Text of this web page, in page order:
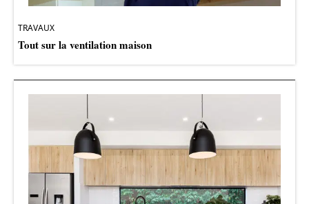
TRAVAUX
Tout sur la ventilation maison